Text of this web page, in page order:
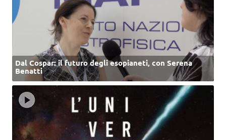
Dal Cospar: il futuro degli esopianeti, con Serena
Benatti